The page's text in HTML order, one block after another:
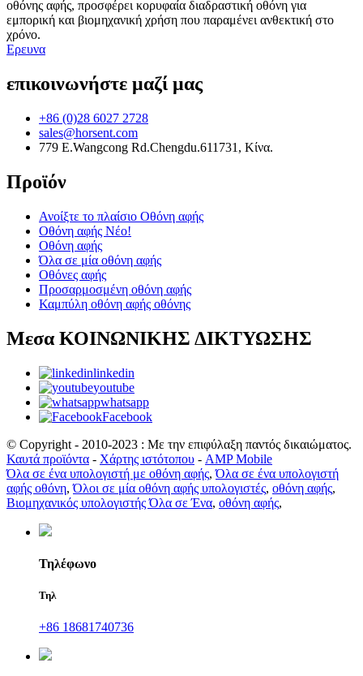
οθόνης αφής, προσφέρει κορυφαία διαδραστική οθόνη για
εμπορική και βιομηχανική χρήση που παραμένει ανθεκτική στο
χρόνο.
Ερευνα
επικοινωνήστε μαζί μας
+86 (0)28 6027 2728
sales@horsent.com
779 E.Wangcong Rd.Chengdu.611731, Κίνα.
Προϊόν
Ανοίξτε το πλαίσιο Οθόνη αφής
Οθόνη αφής Νέο!
Οθόνη αφής
Όλα σε μία οθόνη αφής
Οθόνες αφής
Προσαρμοσμένη οθόνη αφής
Καμπύλη οθόνη αφής οθόνης
Μεσα ΚΟΙΝΩΝΙΚΗΣ ΔΙΚΤΥΩΣΗΣ
linkedin
youtube
whatsapp
Facebook
© Copyright - 2010-2023 : Με την επιφύλαξη παντός δικαιώματος.
Καυτά προϊόντα - Χάρτης ιστότοπου - AMP Mobile
Όλα σε ένα υπολογιστή με οθόνη αφής,Όλα σε ένα υπολογιστή
αφής οθόνη,Όλοι σε μία οθόνη αφής υπολογιστές, οθόνη αφής,
Βιομηχανικός υπολογιστής Όλα σε Ένα, οθόνη αφής,
Τηλέφωνο
Τηλ
+86 18681740736